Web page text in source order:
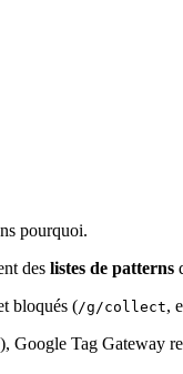
pourquoi.
des listes de patterns
bloqués (/g/collect,
Google Tag Gateway